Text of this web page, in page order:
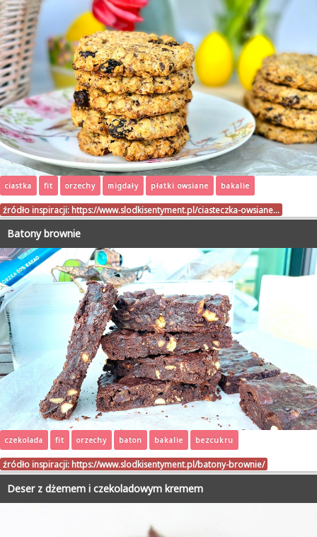
ciastka fit orzechy migdały płatki owsiane bakalie
źródło inspiracji: https://www.slodkisentyment.pl/ciasteczka-owsiane…
Batony brownie
czekolada fit orzechy baton bakalie bezcukru
źródło inspiracji: https://www.slodkisentyment.pl/batony-brownie/
Deser z dżemem i czekoladowym kremem